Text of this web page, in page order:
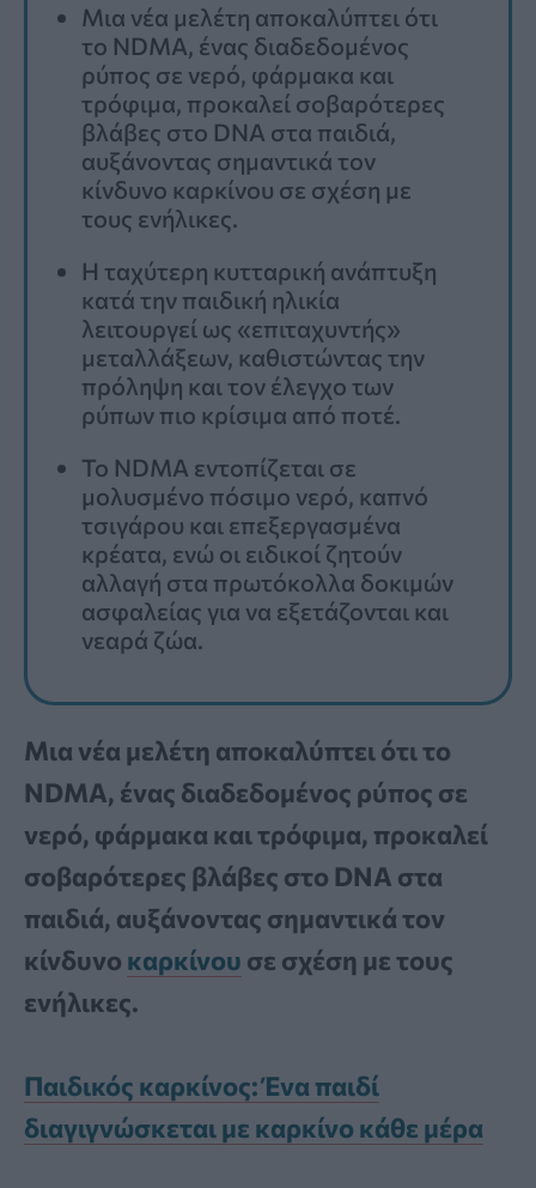
Μια νέα μελέτη αποκαλύπτει ότι
το NDMA, ένας διαδεδομένος
ρύπος σε νερό, φάρμακα και
τρόφιμα, προκαλεί σοβαρότερες
βλάβες στο DNA στα παιδιά,
αυξάνοντας σημαντικά τον
κίνδυνο καρκίνου σε σχέση με
τους ενήλικες.
Η ταχύτερη κυτταρική ανάπτυξη
κατά την παιδική ηλικία
λειτουργεί ως «επιταχυντής»
μεταλλάξεων, καθιστώντας την
πρόληψη και τον έλεγχο των
ρύπων πιο κρίσιμα από ποτέ.
Το NDMA εντοπίζεται σε
μολυσμένο πόσιμο νερό, καπνό
τσιγάρου και επεξεργασμένα
κρέατα, ενώ οι ειδικοί ζητούν
αλλαγή στα πρωτόκολλα δοκιμών
ασφαλείας για να εξετάζονται και
νεαρά ζώα.
Μια νέα μελέτη αποκαλύπτει ότι το
NDMA, ένας διαδεδομένος ρύπος σε
νερό, φάρμακα και τρόφιμα, προκαλεί
σοβαρότερες βλάβες στο DNA στα
παιδιά, αυξάνοντας σημαντικά τον
κίνδυνο καρκίνου σε σχέση με τους
ενήλικες.
Παιδικός καρκίνος: Ένα παιδί
διαγιγνώσκεται με καρκίνο κάθε μέρα